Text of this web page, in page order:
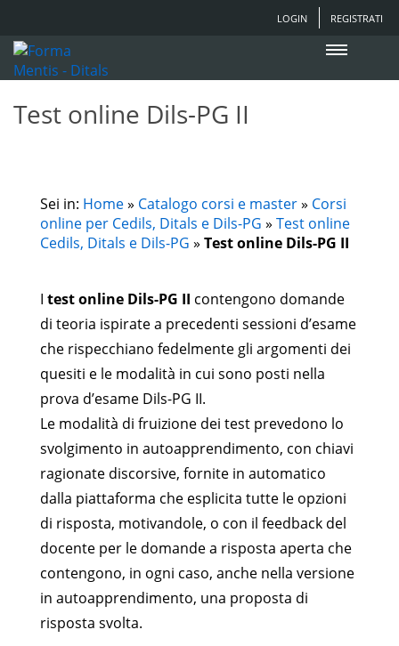
LOGIN REGISTRATI
Test online Dils-PG II
Sei in: Home» Catalogo corsi e master» Corsi
online per Cedils, Ditals e Dils-PG » Test online
Cedils, Ditals e Dils-PG » Test online Dils-PG II
I test online Dils-PG II contengono domande
di teoria ispirate a precedenti sessioni d’esame
che rispecchiano fedelmente gli argomenti dei
quesiti e le modalità in cui sono posti nella
prova d’esame Dils-PG II.
Le modalità di fruizione dei test prevedono lo
svolgimento in autoapprendimento, con chiavi
ragionate discorsive, fornite in automatico
dalla piattaforma che esplicita tutte le opzioni
di risposta, motivandole, o con il feedback del
docente per le domande a risposta aperta che
contengono, in ogni caso, anche nella versione
in autoapprendimento, una proposta di
risposta svolta.